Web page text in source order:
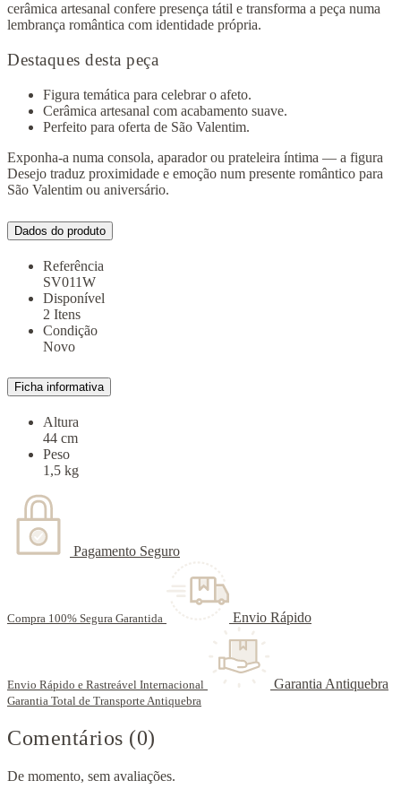
cerâmica artesanal confere presença tátil e transforma a peça numa
lembrança romântica com identidade própria.
Destaques desta peça
Figura temática para celebrar o afeto.
Cerâmica artesanal com acabamento suave.
Perfeito para oferta de São Valentim.
Exponha-a numa consola, aparador ou prateleira íntima — a figura
Desejo traduz proximidade e emoção num presente romântico para
São Valentim ou aniversário.
Dados do produto
Referência
SV011W
Disponível
2 Itens
Condição
Novo
Ficha informativa
Altura
44 cm
Peso
1,5 kg
Pagamento Seguro
Compra 100% Segura Garantida Envio Rápido
Envio Rápido e Rastreável Internacional Garantia Antiquebra
Garantia Total de Transporte Antiquebra
Comentários (0)
De momento, sem avaliações.